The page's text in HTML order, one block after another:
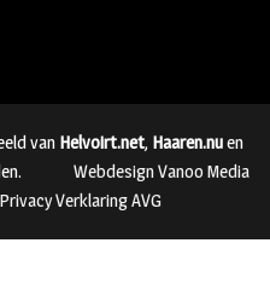
van Helvoirt.net, Haaren.nuen
Webdesign Vanoo Media
Privacy Verklaring AVG